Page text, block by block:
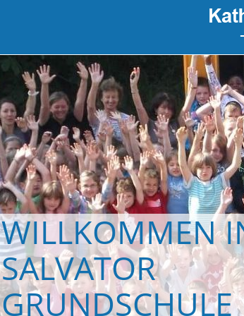
WILLKOMMEN
SALVATOR
GRUNDSCHULE